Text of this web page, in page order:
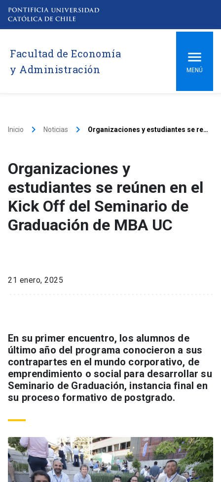
Facultad de Economía
y Administración
MENÚ
Inicio keyboard_arrow_right Noticias keyboard_arrow_right Organizaciones y estudiantes se reúnen en el Kick Off del Seminario de Graduación de MBA UC
Organizaciones y
estudiantes se reúnen en el
Kick Off del Seminario de
Graduación de MBA UC
21 enero, 2025
En su primer encuentro, los alumnos de
último año del programa conocieron a sus
contrapartes en el mundo corporativo, de
emprendimiento o social para desarrollar su
Seminario de Graduación, instancia final en
su proceso formativo de postgrado.